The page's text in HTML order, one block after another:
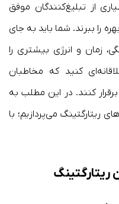
از تبلیغ‌کنندگان موفق
را ببرند. شما باید به جای
زمان و انرژی بیشتری را
کنید که مخاطبان
برقرار کنند. در این مطلب به
ریتارگتینگ می‌پردازیم؛ با
ریتارگتینگ